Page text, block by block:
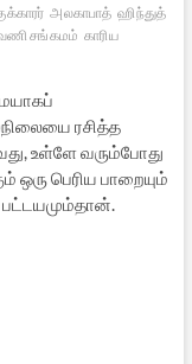
அலகாபாத் ஹிந்துத்
சங்கமம் காரிய
ரசித்த
உள்ளே வரும்போது
ஒரு பெரிய பாறையும்
பட்டயமும்தான்.